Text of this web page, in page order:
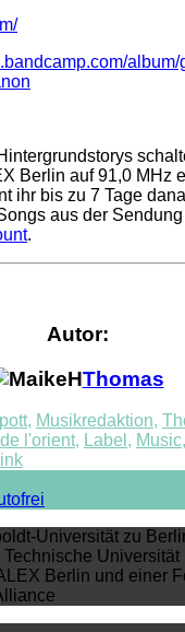
Berlin auf 91,0 MHz
ihr bis zu 7 Tage
aus der Sendung
.
Autor:
Thomas
, Musikredaktion,
l'orient, Label , Music,
Universität zu
Universität
Berlin und einer